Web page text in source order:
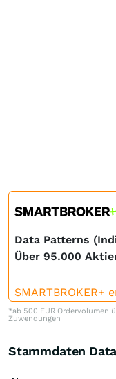
Data Patterns
Über 95.000
SMARTBROKER+
*ab 500 EUR Ordervolumen
Zuwendungen
Stammdaten